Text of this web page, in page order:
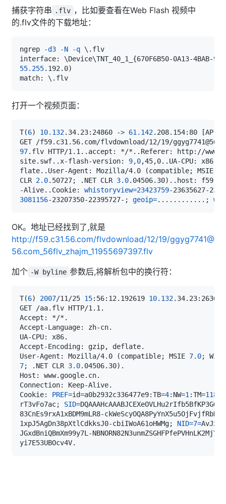
捕获字符串 .flv ，比如要查看在Web Flash 视频中
的.flv文件的下载地址：
ngrep -d3 -N -q \
interface: \Device\TNT_40_1_ {670F6B50-0A13-4BAB-
55.255.192.0)
match: \
打开一个视频页面：
T(6) 10.132.34.23:24860 -> 61.142.208.154:80 [AP
97.flv HTTP/1.1 .. accept: */* ..
site.swf.. x-flash-version: 9,0,45,0.. UA-CPU: x86
flate.. User-Agent: Mozilla/4.0 (compatible; MSIE
CLR 2.0.50727; .NET CLR 3.0.04506.30) .. host:
-Alive.. Cookie: whistoryview=23423759
3081156-23207350-22395727- ; geoip=.. .. .. .. .. .. ;
OK。地址已经找到了,就是
http://f59.c31.56.com/flvdownload/12/19/ggyg7741@
56.com_56flv_zhajm_11955697397.flv
加个 -W byline 参数后,将解析包中的换行符：
T(6) 2007/11/25 15:56:12.192619 10.132.34.23:26365
User-Agent: Mozilla/4.0
(compatible; MSIE 7.0;
7; .NET CLR 3.0.04506.30)
Cookie: PREF=id=a0b2932c336477e9:TB=4:NW=1 :TM=
rT3vFo7ac; SID=
1xpJ5AgDn38pXtlCdkksJ0-cbiIWoA61oHWMg; NID=7=